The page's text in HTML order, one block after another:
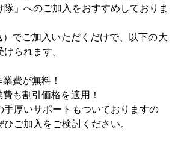
」へのご加入をおすすめしておりま
でご加入いただくだけで、以下の大
られます。
費が無料！
も割引価格を適用！
手厚いサポートもついておりますの
ご加入をご検討ください。